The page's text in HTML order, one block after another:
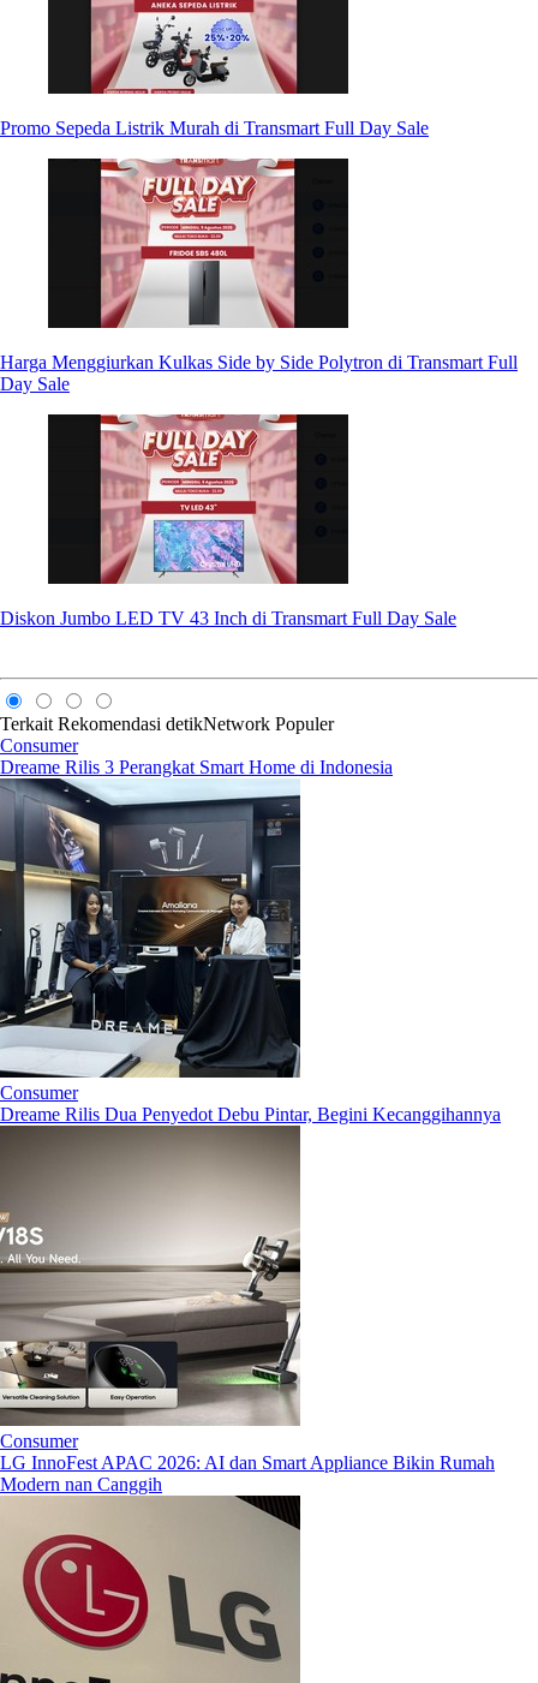
Promo Sepeda Listrik Murah di Transmart Full Day Sale
Harga Menggiurkan Kulkas Side by Side Polytron di Transmart Full
Day Sale
Diskon Jumbo LED TV 43 Inch di Transmart Full Day Sale
Terkait Rekomendasi detikNetwork Populer
Consumer
Dreame Rilis 3 Perangkat Smart Home di Indonesia
Consumer
Dreame Rilis Dua Penyedot Debu Pintar, Begini Kecanggihannya
Consumer
LG InnoFest APAC 2026: AI dan Smart Appliance Bikin Rumah
Modern nan Canggih